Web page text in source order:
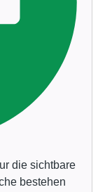
die sichtbare
bestehen